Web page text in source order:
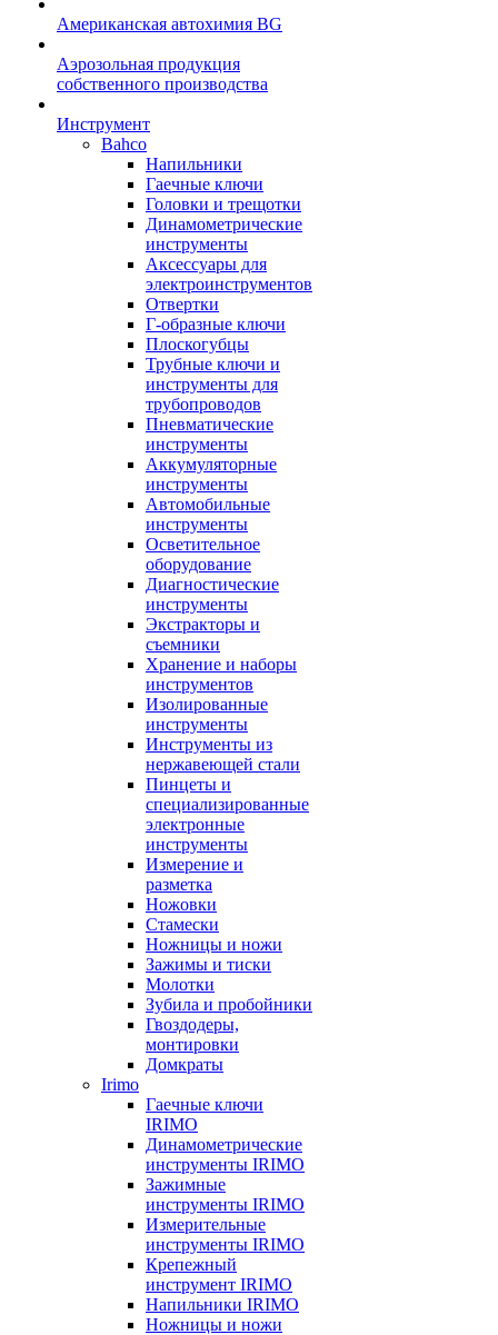
Американская автохимия BG
Аэрозольная продукция
собственного производства
Инструмент
Bahco
Напильники
Гаечные ключи
Головки и трещотки
Динамометрические
инструменты
Аксессуары для
электроинструментов
Отвертки
Г-образные ключи
Плоскогубцы
Трубные ключи и
инструменты для
трубопроводов
Пневматические
инструменты
Аккумуляторные
инструменты
Автомобильные
инструменты
Осветительное
оборудование
Диагностические
инструменты
Экстракторы и
съемники
Хранение и наборы
инструментов
Изолированные
инструменты
Инструменты из
нержавеющей стали
Пинцеты и
специализированные
электронные
инструменты
Измерение и
разметка
Ножовки
Стамески
Ножницы и ножи
Зажимы и тиски
Молотки
Зубила и пробойники
Гвоздодеры,
монтировки
Домкраты
Irimo
Гаечные ключи
IRIMO
Динамометрические
инструменты IRIMO
Зажимные
инструменты IRIMO
Измерительные
инструменты IRIMO
Крепежный
инструмент IRIMO
Напильники IRIMO
Ножницы и ножи